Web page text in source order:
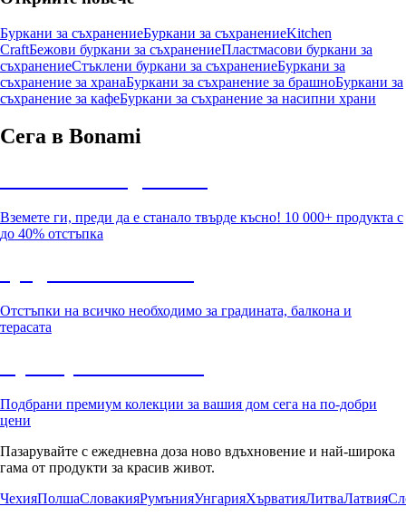
Буркани за съхранениеБуркани за съхранениеKitchen
CraftБежови буркани за съхранениеПластмасови буркани за
съхранениеСтъклени буркани за съхранениеБуркани за
съхранение за хранаБуркани за съхранение за брашноБуркани за
съхранение за кафеБуркани за съхранение за насипни храни
Сега в Bonami
Вземете ги, преди да е станало твърде късно! 10 000+ продукта с
до 40% отстъпка
Отстъпки на всичко необходимо за градината, балкона и
терасата
Подбрани премиум колекции за вашия дом сега на по-добри
цени
Пазарувайте с ежедневна доза ново вдъхновение и най-широка
гама от продукти за красив живот.
ЧехияПолшаСловакияРумънияУнгарияХърватияЛитваЛатвия